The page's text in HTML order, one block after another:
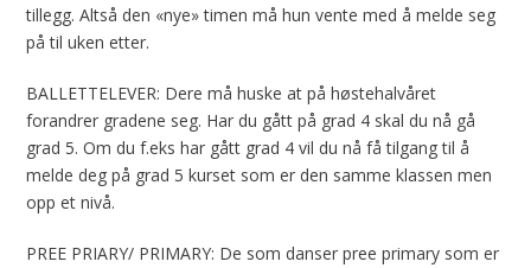
tillegg. Altså den «nye» timen må hun vente med å melde seg
på til uken etter.
BALLETTELEVER: Dere må huske at på høstehalvåret
forandrer gradene seg. Har du gått på grad 4 skal du nå gå
grad 5. Om du f.eks har gått grad 4 vil du nå få tilgang til å
melde deg på grad 5 kurset som er den samme klassen men
opp et nivå.
PREE PRIARY/ PRIMARY: De som danser pree primary som er